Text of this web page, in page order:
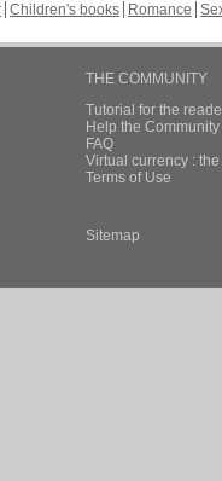
Children's books Romance
THE COMMUNITY
Tutorial for the
Help the
FAQ
Virtual currency :
Terms of Use
Sitemap